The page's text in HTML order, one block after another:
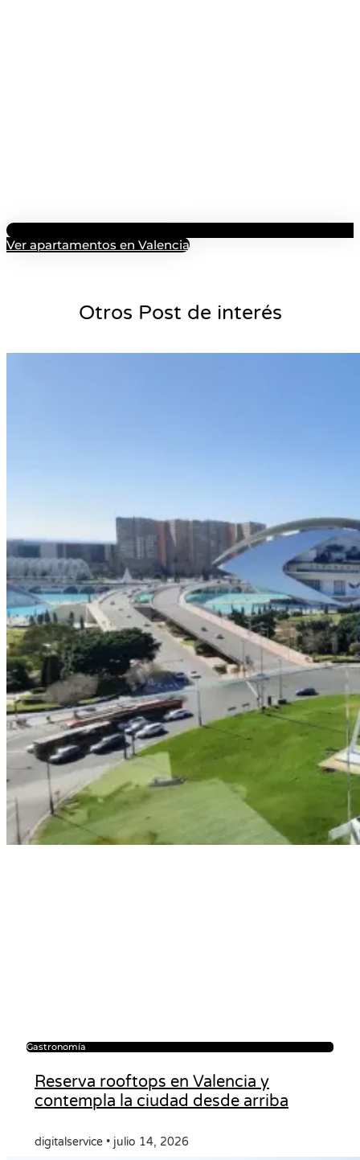
Ver apartamentos en Valencia
Otros Post de interés
Gastronomía
Reserva rooftops en Valencia y
contempla la ciudad desde arriba
digitalservice julio 14, 2026